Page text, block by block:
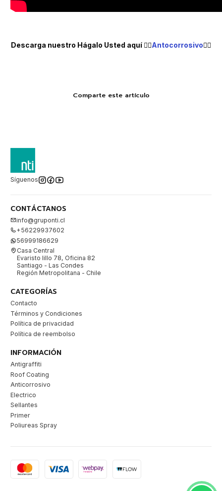
Descarga nuestro Hágalo Usted aquí 👉🏼Antocorrosivo👈🏼
Comparte este artículo
Síguenos
CONTÁCTANOS
info@gruponti.cl
+56229937602
56999186629
Casa Central
Evaristo lillo 78, Oficina 82
Santiago - Las Condes
Región Metropolitana - Chile
CATEGORÍAS
Contacto
Términos y Condiciones
Política de privacidad
Política de reembolso
INFORMACIÓN
Antigraffiti
Roof Coating
Anticorrosivo
Electrico
Sellantes
Primer
Poliureas Spray